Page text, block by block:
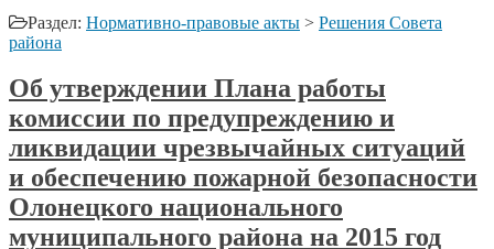
Раздел: Нормативно-правовые акты > Решения Совета
района
Об утверждении Плана работы
комиссии по предупреждению и
ликвидации чрезвычайных ситуаций
и обеспечению пожарной безопасности
Олонецкого национального
муниципального района на 2015 год